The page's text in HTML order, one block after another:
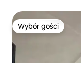
Wybór gości
Wybór gości